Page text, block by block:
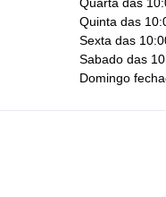
Quinta das
Sexta das
Sabado das
Domingo